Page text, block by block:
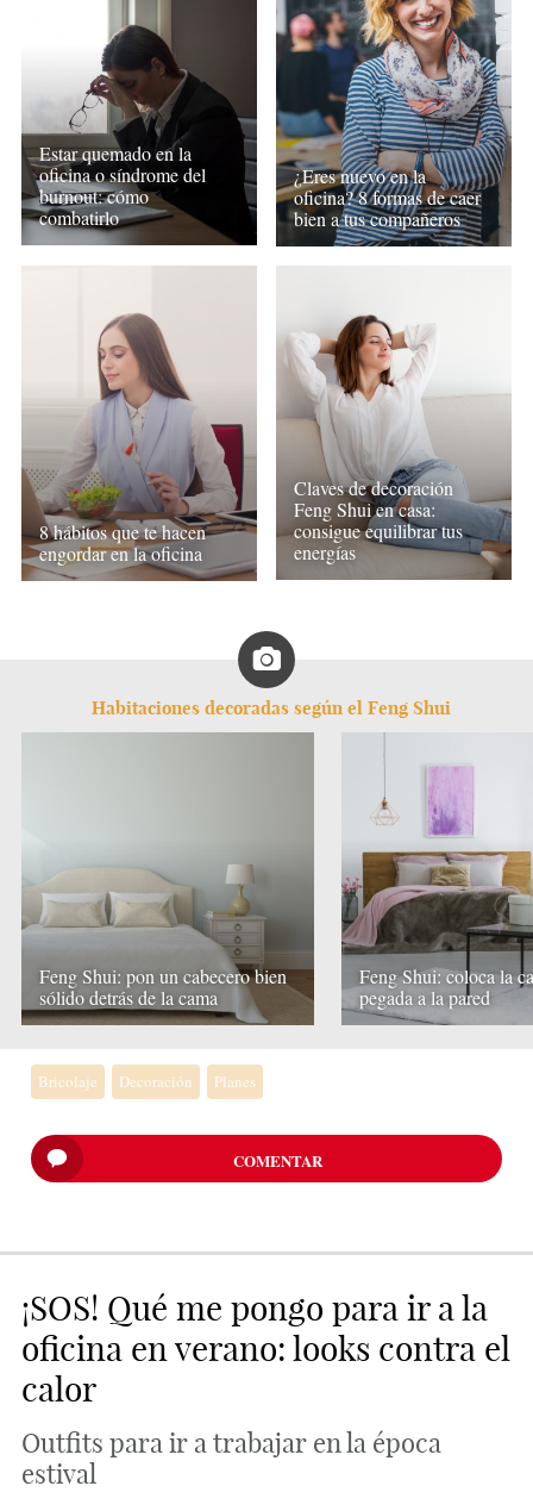
Estar quemado en la
oficina o síndrome del
burnout: cómo
combatirlo
¿Eres nuevo en la
oficina? 8 formas de caer
bien a tus compañeros
8 hábitos que te hacen
engordar en la oficina
Claves de decoración
Feng Shui en casa:
consigue equilibrar tus
energías
Habitaciones decoradas según el Feng Shui
Feng Shui: pon un cabecero bien
sólido detrás de la cama
Feng Shui: coloca la
pegada a la pared
Bricolaje Decoración Planes
COMENTAR
¡SOS! Qué me pongo para ir a la
oficina en verano: looks contra el
calor
Outfits para ir a trabajar en la época
estival